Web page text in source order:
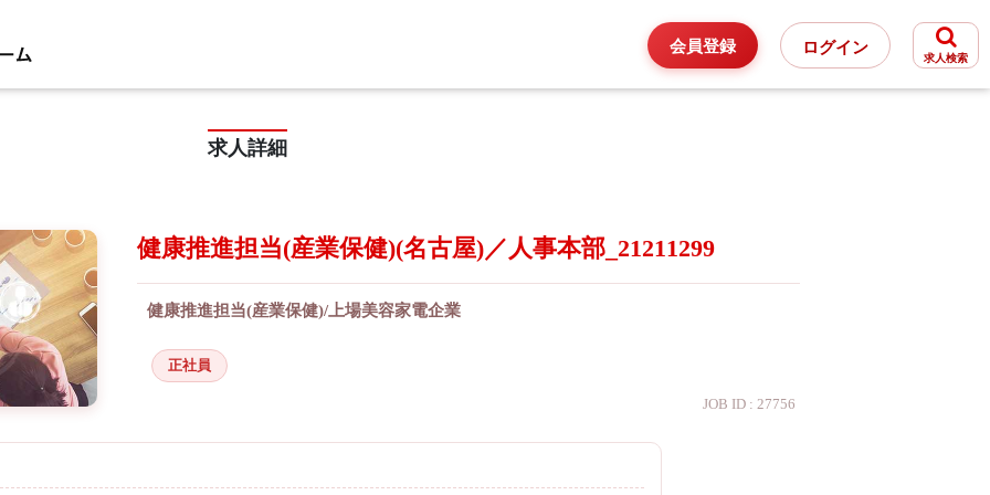
会員登録 ログイン
求人検索
求人詳細
健康推進担当(産業保健)(名古屋)／人事本部_21211299
健康推進担当(産業保健)/上場美容家電企業
正社員
JOB ID : 27756